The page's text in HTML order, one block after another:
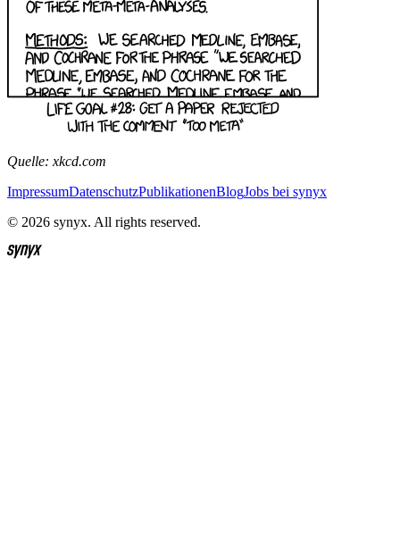
Quelle: xkcd.com
ImpressumDatenschutzPublikationenBlogJobs bei synyx
© 2026 synyx. All rights reserved.